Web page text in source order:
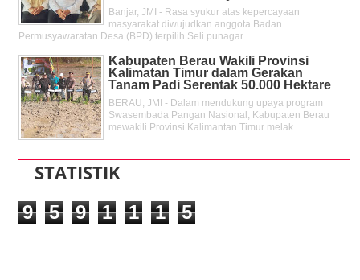
Banjar, JMI - Rasa syukur atas kepercayaan
masyarakat diwujudkan anggota Badan
Permusyawaratan Desa (BPD) terpilih Seli punagar...
Kabupaten Berau Wakili Provinsi
Kalimatan Timur dalam Gerakan
Tanam Padi Serentak 50.000 Hektare
BERAU, JMI - Dalam mendukung upaya program
Swasembada Pangan Nasional, Kabupaten Berau
mewakili Provinsi Kalimantan Timur melak...
STATISTIK
9 5 9 1 1 1 5